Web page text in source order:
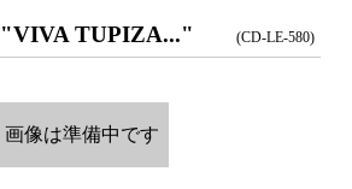
"VIVA TUPIZA..." (CD-LE-580)
画像は準備中です